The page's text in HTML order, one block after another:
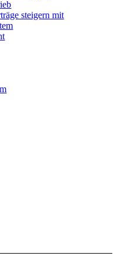
steigern mit